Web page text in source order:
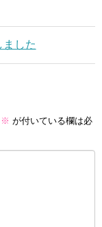
した
※ が付いている欄は必